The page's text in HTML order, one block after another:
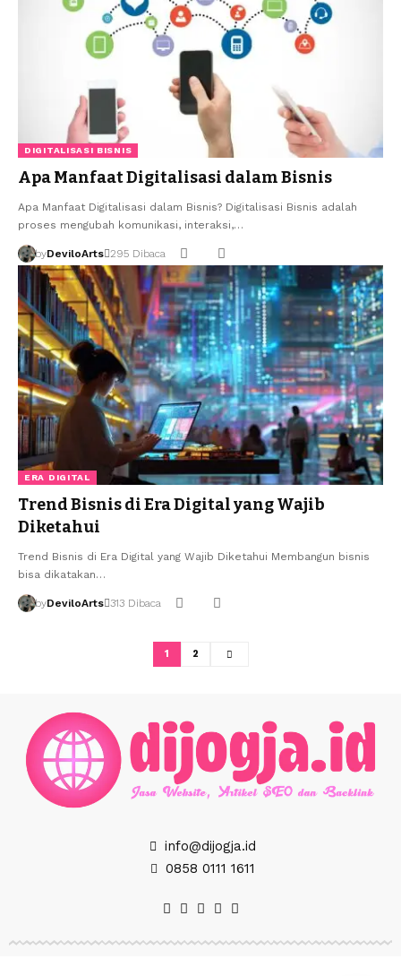
DIGITALISASI BISNIS
Apa Manfaat Digitalisasi dalam Bisnis
Apa Manfaat Digitalisasi dalam Bisnis? Digitalisasi Bisnis adalah
proses mengubah komunikasi, interaksi,…
byDeviloArts 295 Dibaca
ERA DIGITAL
Trend Bisnis di Era Digital yang Wajib
Diketahui
Trend Bisnis di Era Digital yang Wajib Diketahui Membangun bisnis
bisa dikatakan…
byDeviloArts 313 Dibaca
1 2
info@dijogja.id
0858 0111 1611